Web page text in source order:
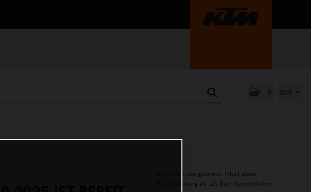
Sie können den gesamten Inhalt dieser
Pressemitteilung als .zip-Datei herunterladen: